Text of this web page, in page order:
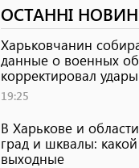
ОСТАННІ
Харьковчанин
данные о военных
корректировал удары
19:25
В Харькове и
град и шквалы:
выходные